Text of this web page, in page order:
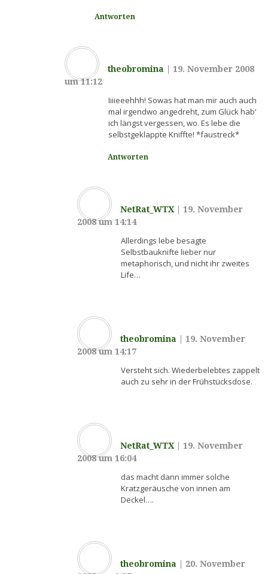
Antworten
theobromina
19. November 2008
um 11:12
Iiiieeehhh! Sowas hat man mir auch auch
mal irgendwo angedreht, zum Glück hab‘
ich längst vergessen, wo. Es lebe die
selbstgeklappte Kniffte! *faustreck*
Antworten
NetRat_WTX| 19. November
2008 um 14:14
Allerdings lebe besagte
Selbstbauknifte lieber nur
metaphorisch, und nicht ihr zweites
Life…
theobromina
19. November
2008 um 14:17
Versteht sich. Wiederbelebtes zappelt
auch zu sehr in der Frühstücksdose.
NetRat_WTX| 19. November
2008 um 16:04
das macht dann immer solche
Kratzgeräusche von innen am
Deckel….
theobromina
20. November